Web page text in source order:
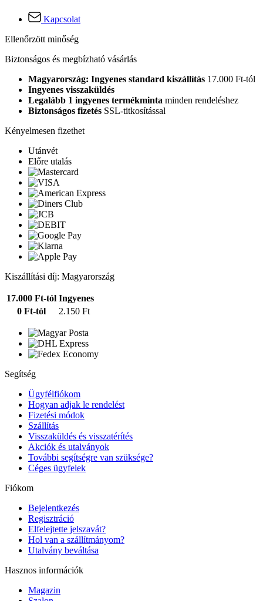
Kapcsolat
Ellenőrzött minőség
Biztonságos és megbízható vásárlás
Magyarország: Ingyenes standard kiszállítás 17.000 Ft-tól
Ingyenes visszaküldés
Legalább 1 ingyenes termékminta minden rendeléshez
Biztonságos fizetés SSL-titkosítással
Kényelmesen fizethet
Utánvét
Előre utalás
Kiszállítási díj: Magyarország
17.000 Ft-tól Ingyenes
0 Ft-tól
2.150 Ft
Segítség
Ügyfélfiókom
Hogyan adjak le rendelést
Fizetési módok
Szállítás
Visszaküldés és visszatérítés
Akciók és utalványok
További segítségre van szüksége?
Céges ügyfelek
Fiókom
Bejelentkezés
Regisztráció
Elfelejtette jelszavát?
Hol van a szállítmányom?
Utalvány beváltása
Hasznos információk
Magazin